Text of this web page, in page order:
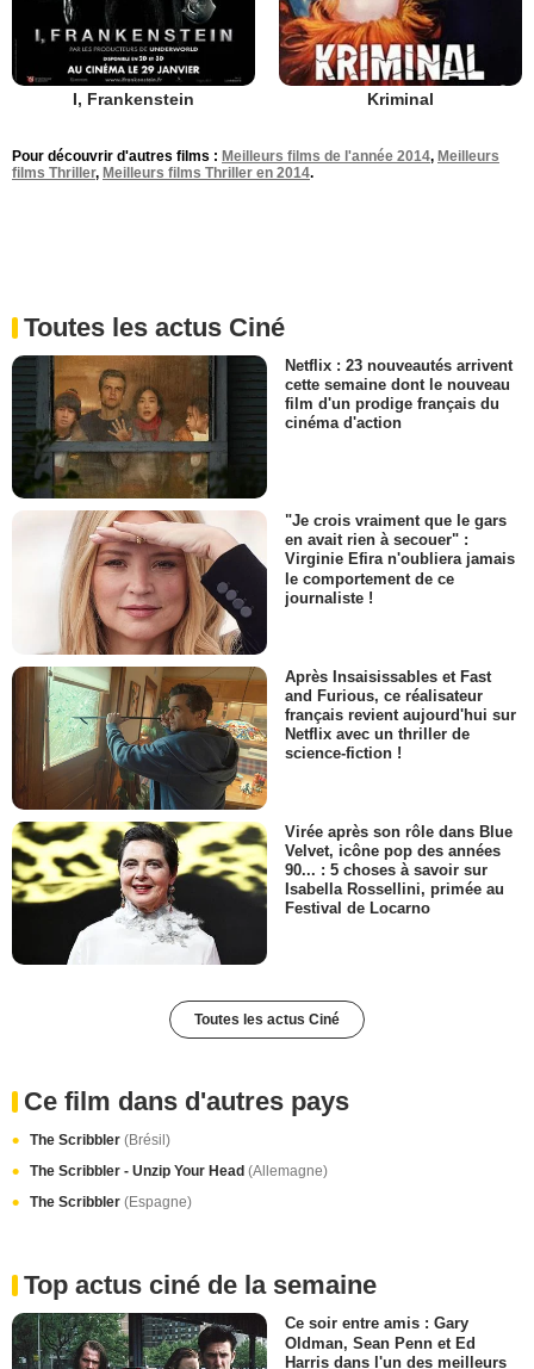
I, Frankenstein Kriminal
Pour découvrir d'autres films : Meilleurs films de l'année 2014, Meilleurs
films Thriller, Meilleurs films Thriller en 2014.
Toutes les actus Ciné
Netflix : 23 nouveautés arrivent
cette semaine dont le nouveau
film d'un prodige français du
cinéma d'action
"Je crois vraiment que le gars
en avait rien à secouer" :
Virginie Efira n'oubliera jamais
le comportement de ce
journaliste !
Après Insaisissables et Fast
and Furious, ce réalisateur
français revient aujourd'hui sur
Netflix avec un thriller de
science-fiction !
Virée après son rôle dans Blue
Velvet, icône pop des années
90... : 5 choses à savoir sur
Isabella Rossellini, primée au
Festival de Locarno
Toutes les actus Ciné
Ce film dans d'autres pays
The Scribbler (Brésil)
The Scribbler - Unzip Your Head (Allemagne)
The Scribbler (Espagne)
Top actus ciné de la semaine
Ce soir entre amis : Gary
Oldman, Sean Penn et Ed
Harris dans l'un des meilleurs